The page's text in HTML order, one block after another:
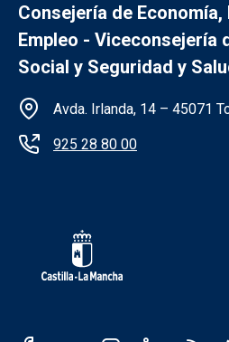
Consejería de Economía,
Empleo - Viceconsejería
Social y Seguridad y
Información de la
Avda. Irlanda, 14 – 45071
925 28 80 00